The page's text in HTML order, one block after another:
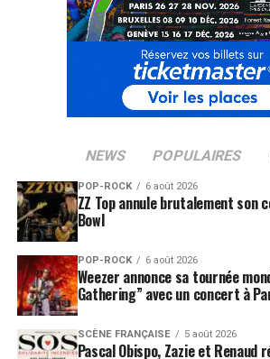
NEWS POPULAIRES
POP-ROCK 6 août 2026
ZZ Top annule brutalement son
Bowl
POP-ROCK 6 août 2026
Weezer annonce sa tournée
Gathering” avec un concert à
SCÈNE FRANÇAISE 5 août 2026
Pascal Obispo, Zazie et Renaud